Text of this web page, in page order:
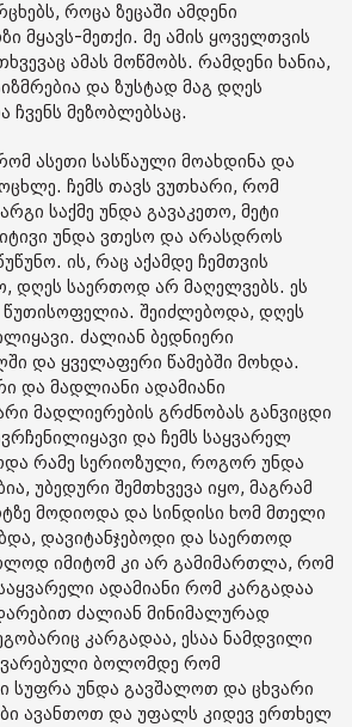
როცა ზეცაში ამდენი
მყავს-მეთქი. მე ამის ყოველთვის
ამას მოწმობს. რამდენი ხანია,
და ზუსტად მაგ დღეს
ჩვენს მეზობლებსაც.
ასეთი სასწაული მოახდინა და
ჩემს თავს ვუთხარი, რომ
საქმე უნდა გავაკეთო, მეტი
უნდა ვთესო და არასდროს
ის, რაც აქამდე ჩემთვის
დღეს საერთოდ არ მაღელვებს. ეს
შეიძლებოდა, დღეს
ძალიან ბედნიერი
და ყველაფერი წამებში მოხდა.
და მადლიანი ადამიანი
მადლიერების გრძნობას განვიცდი
და ჩემს საყვარელ
რამე სერიოზული, როგორ უნდა
უბედური შემთხვევა იყო, მაგრამ
მოდიოდა და სინდისი ხომ მთელი
დავიტანჯებოდი და საერთოდ
იმიტომ კი არ გამიმართლა, რომ
ადამიანი რომ კარგადაა
ძალიან მინიმალურად
კარგადაა, ესაა ნამდვილი
ბოლომდე რომ
სუფრა უნდა გავშალოთ და ცხვარი
ავანთოთ და უფალს კიდევ ერთხელ